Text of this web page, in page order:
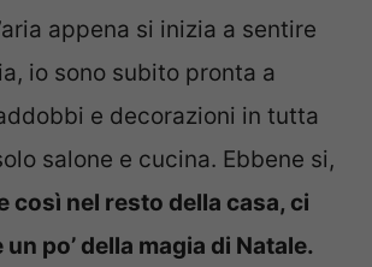
appena si inizia a sentire
io sono subito pronta a
e decorazioni in tutta
salone e cucina. Ebbene si,
così nel resto della casa, ci
po’ della magia di Natale.